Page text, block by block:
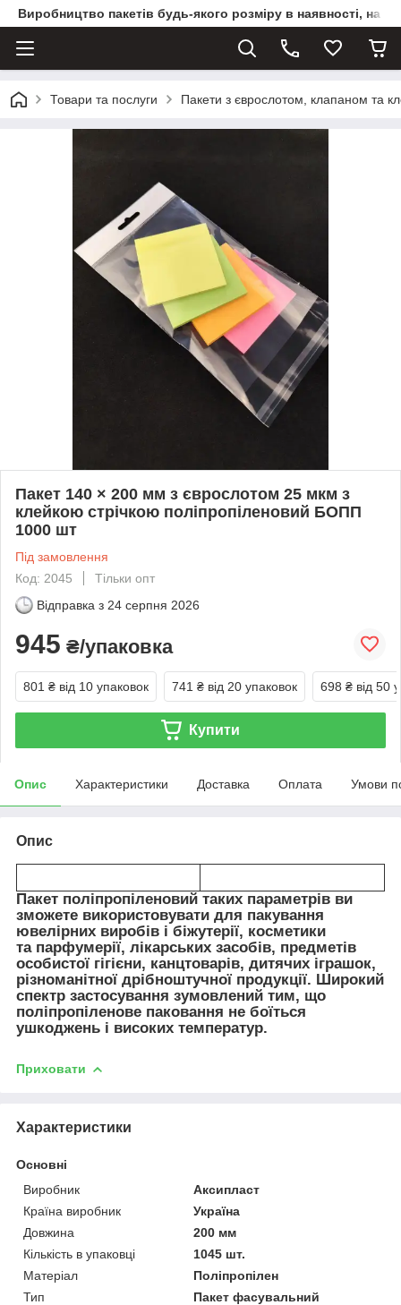
Виробництво пакетів будь-якого розміру в наявності, на
Товари та послуги Пакети з єврослотом, клапаном та
Пакет 140 × 200 мм з єврослотом 25 мкм з
клейкою стрічкою поліпропіленовий БОПП
1000 шт
Під замовлення
Код: 2045
Тільки опт
Відправка з 24 серпня 2026
945 ₴/упаковка
801 ₴ від 10 упаковок 741 ₴ від 20 упаковок 698 ₴ від 50
Купити
Опис Характеристики Доставка Оплата Умови
Опис
Пакет поліпропіленовий таких параметрів ви
зможете використовувати для пакування
ювелірних виробів і біжутерії, косметики
та парфумерії, лікарських засобів, предметів
особистої гігієни, канцтоварів, дитячих іграшок,
різноманітної дрібноштучної продукції. Широкий
спектр застосування зумовлений тим, що
поліпропіленове паковання не боїться
ушкоджень і високих температур.
Приховати
Характеристики
Основні
Виробник
Аксипласт
Країна виробник
Україна
Довжина
200 мм
Кількість в упаковці
1045 шт.
Матеріал
Поліпропілен
Тип
Пакет фасувальний